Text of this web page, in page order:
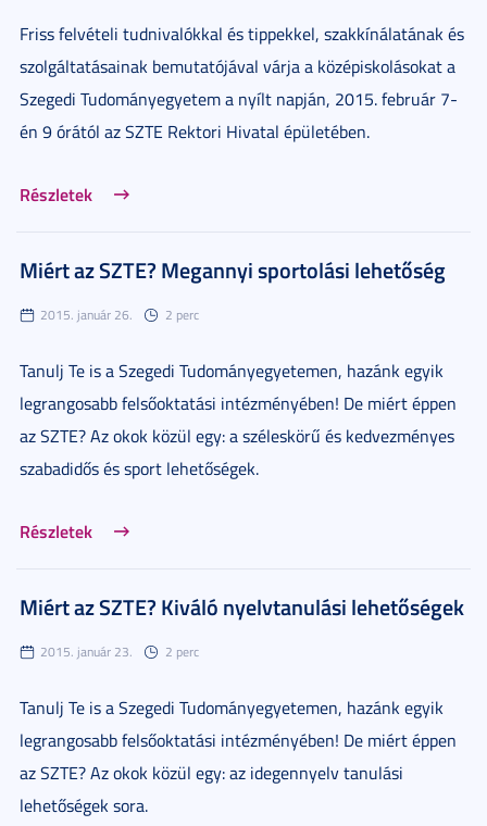
Friss felvételi tudnivalókkal és tippekkel, szakkínálatának és
szolgáltatásainak bemutatójával várja a középiskolásokat a
Szegedi Tudományegyetem a nyílt napján, 2015. február 7-
én 9 órától az SZTE Rektori Hivatal épületében.
Részletek
Miért az SZTE? Megannyi sportolási lehetőség
2015. január 26. 2 perc
Tanulj Te is a Szegedi Tudományegyetemen, hazánk egyik
legrangosabb felsőoktatási intézményében! De miért éppen
az SZTE? Az okok közül egy: a széleskörű és kedvezményes
szabadidős és sport lehetőségek.
Részletek
Miért az SZTE? Kiváló nyelvtanulási lehetőségek
2015. január 23. 2 perc
Tanulj Te is a Szegedi Tudományegyetemen, hazánk egyik
legrangosabb felsőoktatási intézményében! De miért éppen
az SZTE? Az okok közül egy: az idegennyelv tanulási
lehetőségek sora.